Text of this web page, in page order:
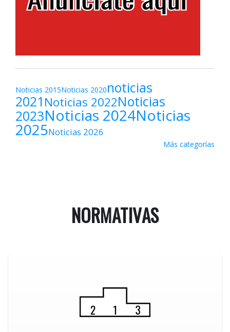
Noticias 2015Noticias 2020noticias
2021Noticias 2022Noticias
2023Noticias 2024Noticias
2025Noticias 2026
Más categorías
NORMATIVAS